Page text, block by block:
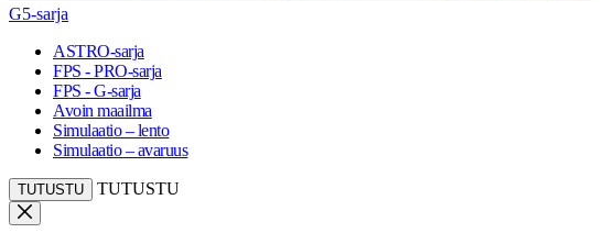
G5-sarja
ASTRO-sarja
FPS - PRO-sarja
FPS - G-sarja
Avoin maailma
Simulaatio – lento
Simulaatio – avaruus
TUTUSTU TUTUSTU